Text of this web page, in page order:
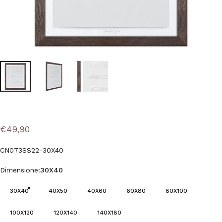
€49,90
CN073SS22-30X40
Dimensione
Dimensione:30X40
30X40 40X50 40X60 60X80 80X100
100X120 120X140 140X180